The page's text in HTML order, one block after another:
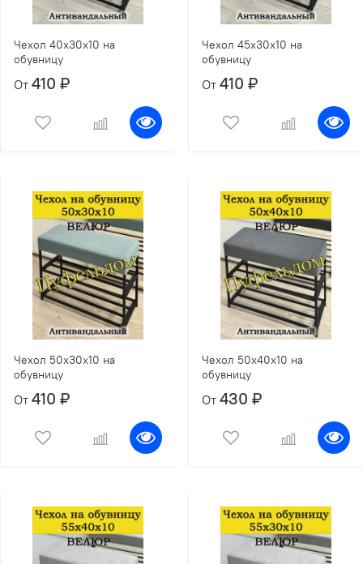
Чехол 40х30х10 на
обувницу
От 410 ₽
Чехол 45х30х10 на
обувницу
От 410 ₽
Чехол 50х30х10 на
обувницу
От 410 ₽
Чехол 50х40х10 на
обувницу
От 430 ₽